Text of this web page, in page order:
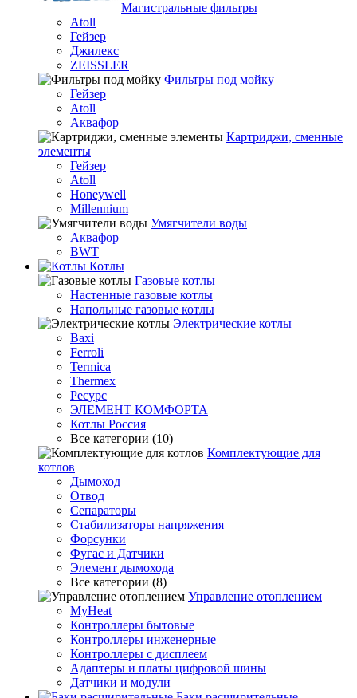
Магистральные фильтры
Atoll
Гейзер
Джилекс
ZEISSLER
Фильтры под мойку
Гейзер
Atoll
Аквафор
Картриджи, сменные
элементы
Гейзер
Atoll
Honeywell
Millennium
Умягчители воды
Аквафор
BWT
Котлы
Гaзовые котлы
Настенные газовые котлы
Напольные газовые котлы
Электрические котлы
Baxi
Ferroli
Termica
Thermex
Ресурс
ЭЛЕМЕНТ КОМФОРТА
Котлы Россия
Все категории (10)
Комплектующие для
котлов
Дымоход
Отвод
Сепараторы
Стабилизаторы напряжения
Форсунки
Фугас и Датчики
Элемент дымохода
Все категории (8)
Управление отоплением
MyHeat
Контроллеры бытовые
Контроллеры инженерные
Контроллеры с дисплеем
Адаптеры и платы цифровой шины
Датчики и модули